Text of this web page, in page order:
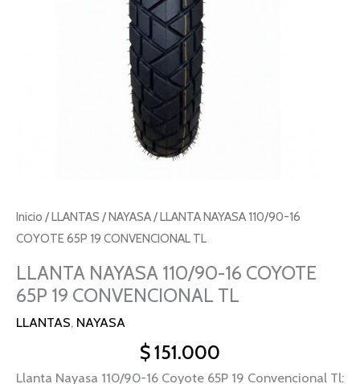
Inicio /LLANTAS /NAYASA/ LLANTA NAYASA 110/90-16
COYOTE 65P 19 CONVENCIONAL TL
LLANTA NAYASA 110/90-16 COYOTE
65P 19 CONVENCIONAL TL
LLANTAS, NAYASA
$151.000
Llanta Nayasa 110/90-16 Coyote 65P 19 Convencional Tl: